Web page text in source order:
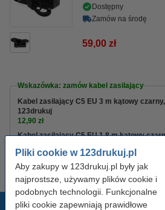
Pliki cookie w 123drukuj.pl
Aby zakupy w 123drukuj.pl były jak
najprostsze, używamy plików cookie i
podobnych technologii. Funkcjonalne
pliki cookie zapewniają prawidłowe
Dostępny
Zamów na środę
59,00 zł
Wskazówka: zamów kabel zasilający
Kabel zasilający C5 EU 3 m kątowy
123drukuj
12,90 zł
Kabel zasilający C5 EU 1,8 m kątowy
8,90 zł
Popularne